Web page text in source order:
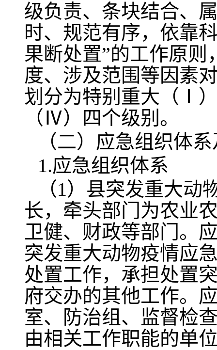
级负责、条块结合、
时、规范有序，依靠
果断处置”的工作原
度、涉及范围等因素
划分为特别重大（Ⅰ
（Ⅳ）四个级别。
（二）应急组织体
1.应急组织体系
（1）县突发重大
长，牵头部门为农业
卫健、财政等部门。
突发重大动物疫情应
处置工作，承担处置
府交办的其他工作。
室、防治组、监督检
由相关工作职能的单